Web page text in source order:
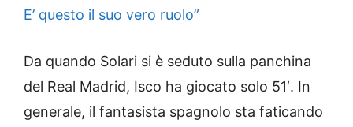
E’ questo il suo vero ruolo”
Da quando Solari si è seduto sulla panchina
del Real Madrid, Isco ha giocato solo 51′. In
generale, il fantasista spagnolo sta faticando